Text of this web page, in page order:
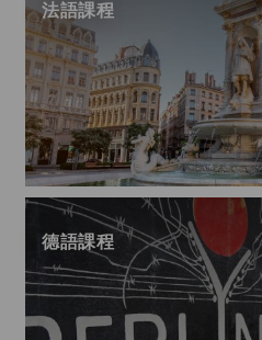
法語課程
德語課程